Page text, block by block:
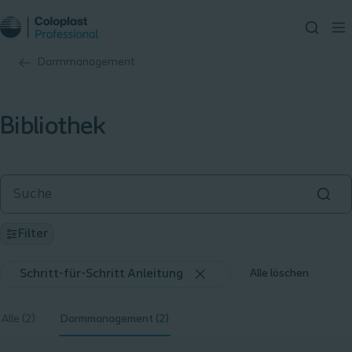
Darmmanagement
Bibliothek
Filter
Schritt-für-Schritt Anleitung Alle löschen
Alle (2) Darmmanagement (2)